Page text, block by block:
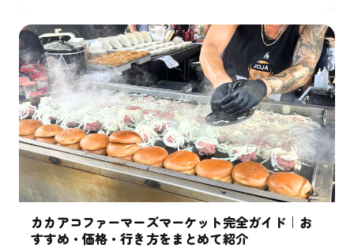
カカアコファーマーズマーケット完全ガイド｜お
すすめ・価格・行き方をまとめて紹介